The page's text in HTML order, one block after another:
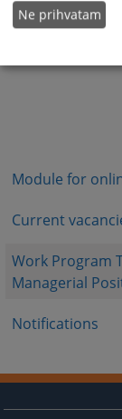
Module for
Current
Work Program
Managerial
Notifications
Ne prihvatam